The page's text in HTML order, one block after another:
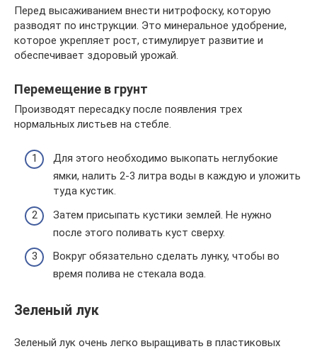
Перед высаживанием внести нитрофоску, которую
разводят по инструкции. Это минеральное удобрение,
которое укрепляет рост, стимулирует развитие и
обеспечивает здоровый урожай.
Перемещение в грунт
Производят пересадку после появления трех
нормальных листьев на стебле.
Для этого необходимо выкопать неглубокие
ямки, налить 2-3 литра воды в каждую и уложить
туда кустик.
Затем присыпать кустики землей. Не нужно
после этого поливать куст сверху.
Вокруг обязательно сделать лунку, чтобы во
время полива не стекала вода.
Зеленый лук
Зеленый лук очень легко выращивать в пластиковых